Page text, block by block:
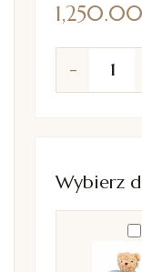
1,250.00
-
Wybierz